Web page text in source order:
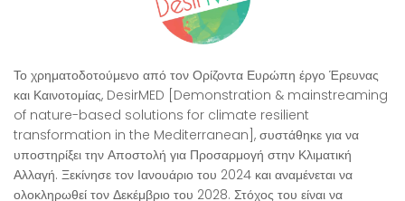
Το χρηματοδοτούμενο από τον Ορίζοντα Ευρώπη έργο Έρευνας
και Καινοτομίας, DesirMED [Demonstration & mainstreaming
of nature-based solutions for climate resilient
transformation in the Mediterranean], συστάθηκε για να
υποστηρίξει την Αποστολή για Προσαρμογή στην Κλιματική
Αλλαγή. Ξεκίνησε τον Ιανουάριο του 2024 και αναμένεται να
ολοκληρωθεί τον Δεκέμβριο του 2028. Στόχος του είναι να